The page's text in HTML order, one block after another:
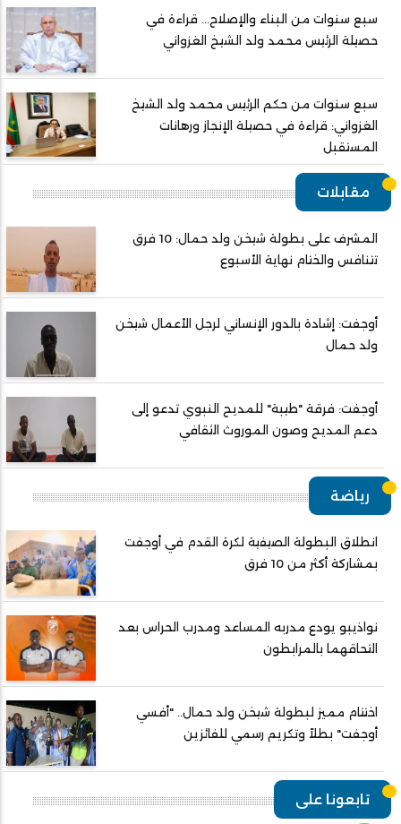
سبع سنوات من البناء والإصلاح... قراءة في
حصيلة الرئيس محمد ولد الشيخ الغزواني
سبع سنوات من حكم الرئيس محمد ولد الشيخ
الغزواني: قراءة في حصيلة الإنجاز ورهانات
المستقبل
مقابلات
المشرف على بطولة شيخن ولد حمال: 10 فرق
تتنافس والختام نهاية الأسبوع
أوجفت: إشادة بالدور الإنساني لرجل الأعمال شيخن
ولد حمال
أوجفت: فرقة "طيبة" للمديح النبوي تدعو إلى
دعم المديح وصون الموروث الثقافي
رياضة
انطلاق البطولة الصيفية لكرة القدم في أوجفت
بمشاركة أكثر من 10 فرق
نواذيبو يودع مدربه المساعد ومدرب الحراس بعد
التحاقهما بالمرابطون
اختتام مميز لبطولة شيخن ولد حمال.. "أفسي
أوجفت" بطلاً وتكريم رسمي للفائزين
تابعونا على